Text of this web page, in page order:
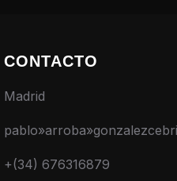
CONTACTO
Madrid
+(34) 676316879